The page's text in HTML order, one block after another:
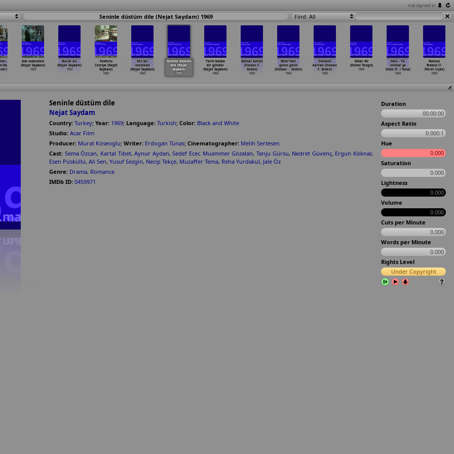
not signed in
Seninle düstüm dile (Nejat Saydam) 1969 Find: All
Ask mabudesi
(Nejat Saydam)
1969
Buruk aci
(Nejat Saydam)
1969
Fosforlu
Cevriye (Nejat
Saydam)
1969
Sen bir
meleksin
(Nejat Saydam)
1969
Seninle düstüm
dile (Nejat
Saydam)
1969
Yarin baska
bir gündür
(Nejat Saydam)
1969
Gülnaz Sultan
(Osman F.
Seden)
1969
Misir'dan
gelen gelin
(Osman … Seden)
1969
Osmanli
kartali (Osman
F. Seden)
1969
Kibar Ali
(Fehmi Tengiz)
1969
Fato - Ya
istiklal ya
ölüm (F… i Tuna)
1969
Namus
fedaisi (T.
Fikret Uçak)
1969
Seninle düstüm dile
Nejat Saydam
Country: Turkey; Year: 1969; Language: Turkish; Color: Black and White
Studio: Acar Film
Producer: Murat Köseoglu; Writer: Erdogan Tünas; Cinematographer: Melih Sertesen
Cast: Sema Özcan, Kartal Tibet,Aynur Aydan,Sedef Ecer, Muammer Gözalan, Tanju Gürsu, Nedret Güvenç, Ergun Köknar,
Esen Püsküllü, Ali Sen, Yusuf Sezgin, Necip Tekçe, Muzaffer Tema, Reha Yurdakul, Jale Öz
Genre: Drama, Romance
IMDb ID: 0459971
Duration
00:00:00
Aspect Ratio
0.000:1
Hue
0.000
Saturation
0.000
Lightness
0.000
Volume
0.000
Cuts per Minute
0.000
Words per Minute
0.000
Rights Level
Under Copyright